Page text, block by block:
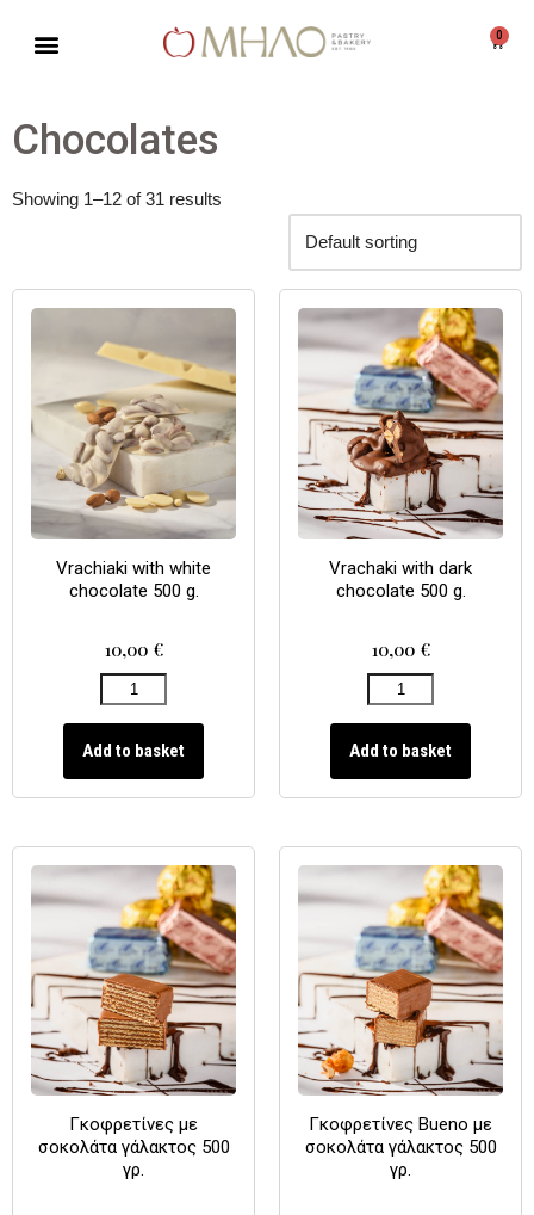
content
0
Chocolates
Showing 1–12 of 31 results
Vrachiaki with white
chocolate 500 g.
10,00 €
Add to basket
Vrachaki with dark
chocolate 500 g.
10,00 €
Add to basket
Γκοφρετίνες με
σοκολάτα γάλακτος 500
γρ.
Γκοφρετίνες Bueno με
σοκολάτα γάλακτος 500
γρ.